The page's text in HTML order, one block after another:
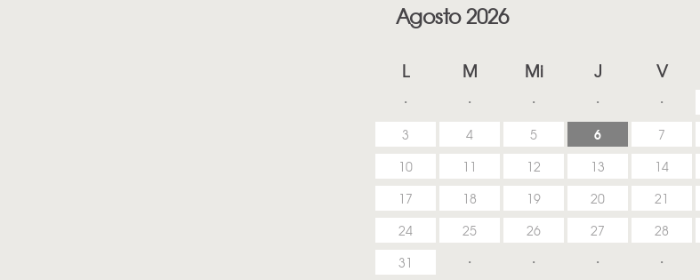
Agosto 2026
L M Mi J V
3 4 5 6 7
10
11 12 13 14
17 18 19 20 21
24 25 26 27 28
31